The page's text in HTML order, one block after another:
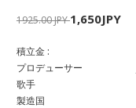
1925.00 JPY1,650JPY
積立金 :
プロデューサー
歌手
製造国